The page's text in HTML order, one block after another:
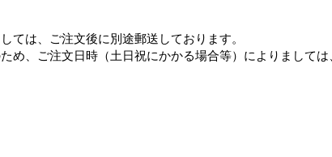
ては、ご注文後に別途郵送しております。
め、ご注文日時（土日祝にかかる場合等）によりまして